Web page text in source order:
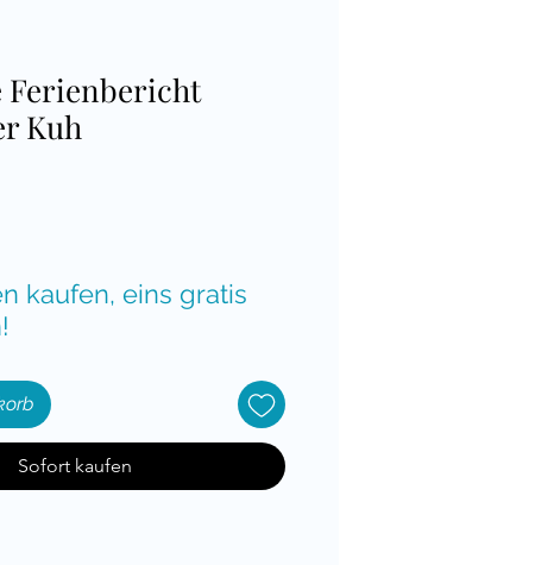
Ferienbericht
Kuh
kaufen, eins gratis
Sofort kaufen